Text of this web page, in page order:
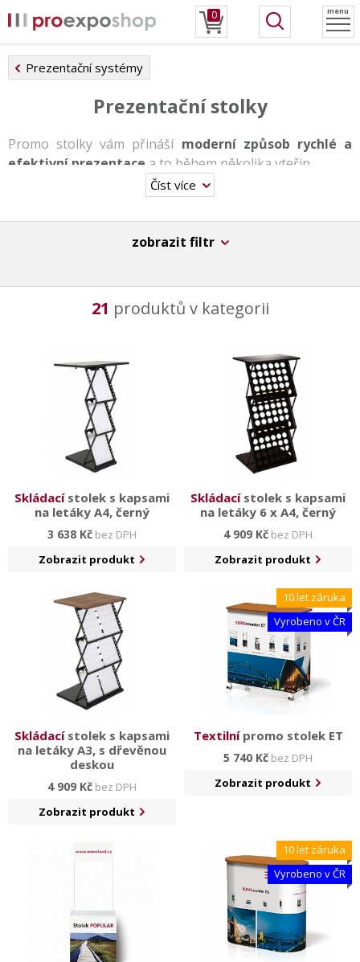
0 menu
Prezentační systémy
Prezentační stolky
Promo stolky vám přináší moderní způsob rychlé a
efektivní prezentace a to během několika vteřin.
Stolky se řadí mezinejoblíbenější prezentační
propagaci. Hodí se pro jakékoliv prezentační akce na
centrech, ve vzdělávacích institutech a na veletrzích.
Lze vybírat z různých typů konstrukcí stolků
složitelné, skladné a vhodné pro častý přenos
kvalitním materiálům jsou spolehlivé a stabilní. Najdete
zde prezentační stolky
hliníkové, plastové,pop-up a
Číst více
zobrazit filtr
21 produktů v kategorii
Skládacístolek s kapsami
na letáky A4, černý
3 638 Kč bez DPH
Zobrazit produkt
Skládacístolek s kapsami
na letáky 6 x A4, černý
4 909 Kč bez DPH
Zobrazit produkt
Skládacístolek s kapsami
na letáky A3, s dřevěnou
deskou
4 909 Kč bez DPH
Zobrazit produkt
10 let záruka
Vyrobeno v ČR
Textilnípromo stolek ET
5 740 Kč bez DPH
Zobrazit produkt
10 let záruka
Vyrobeno v ČR